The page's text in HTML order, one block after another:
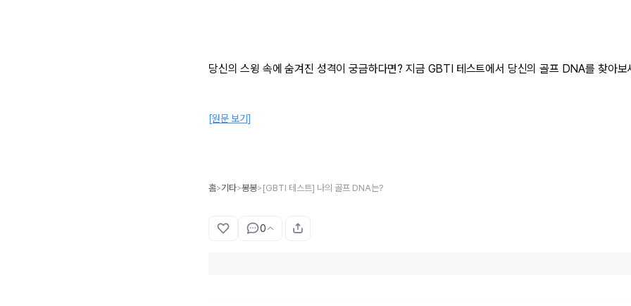
당신의 스윙 속에 숨겨진 성격이 궁금하다면? 지금 GBTI 테스트에서 당신의 골프 DNA를 찾아보
[원문 보기]
홈>기타>봉봉> [GBTI 테스트] 나의 골프 DNA는?
0